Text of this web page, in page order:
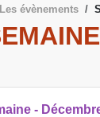
Les évènements
-